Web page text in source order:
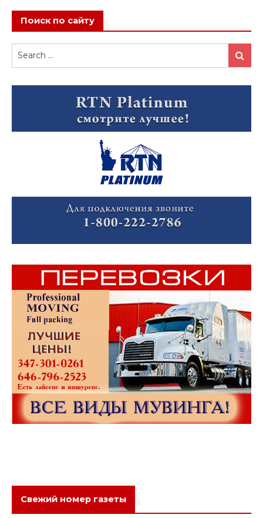
Поиск по сайту
Search
for:
Search
Свежий номер газеты